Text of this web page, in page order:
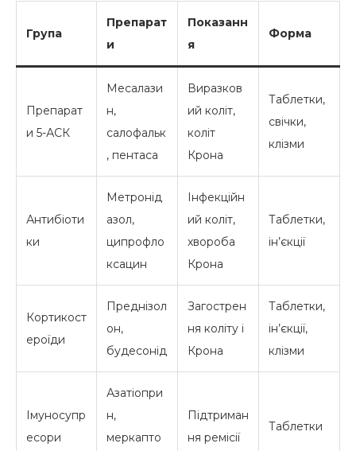
Група
Препарат
и
Показанн
я
Форма
Препарат
и 5-АСК
Месалази
н,
салофальк
, пентаса
Виразков
ий коліт,
коліт
Крона
Таблетки,
свічки,
клізми
Антибіоти
ки
Метронід
азол,
ципрофло
ксацин
Інфекційн
ий коліт,
хвороба
Крона
Таблетки,
ін’єкції
Кортикост
ероїди
Преднізол
он,
будесонід
Загострен
ня коліту і
Крона
Таблетки,
ін’єкції,
клізми
Імуносупр
есори
Азатіопри
н,
меркапто
Підтриман
ня ремісії
Таблетки